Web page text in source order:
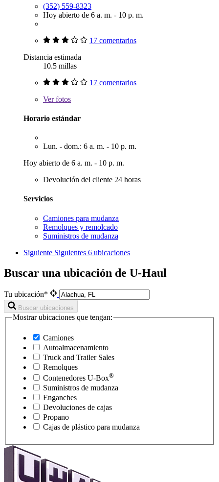
(352) 559-8323
Hoy abierto de 6 a. m. - 10 p. m.
17 comentarios
Distancia estimada
10.5 millas
17 comentarios
Verfotos
Horario estándar
Lun. - dom.: 6 a. m. - 10 p. m.
Hoy abierto de 6 a. m. - 10 p. m.
Devolución del cliente 24 horas
Servicios
Camiones para mudanza
Remolques y remolcado
Suministros de mudanza
Siguiente Siguientes 6 ubicaciones
Buscar una ubicación de U-Haul
Tu ubicación*
Buscar ubicaciones
Mostrar ubicaciones que tengan:
Camiones
Autoalmacenamiento
Truck and Trailer Sales
Remolques
Contenedores U-Box®
Suministros de mudanza
Enganches
Devoluciones de cajas
Propano
Cajas de plástico para mudanza